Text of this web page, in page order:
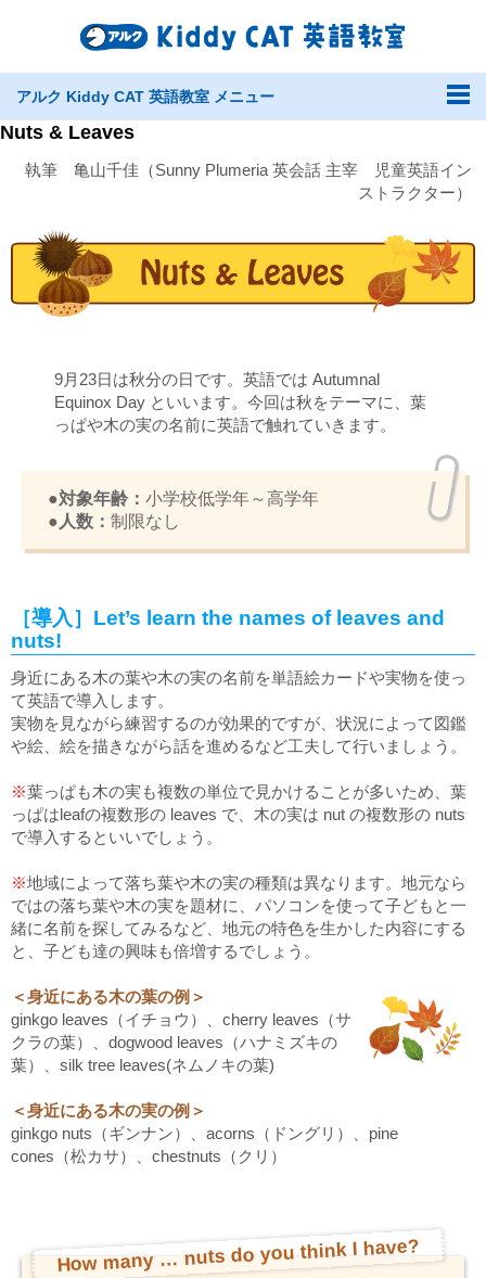
アルク Kiddy CAT 英語教室 メニュー
Nuts & Leaves
執筆 亀山千佳（Sunny Plumeria 英会話 主宰 児童英語イン
ストラクター）
9月23日は秋分の日です。英語では Autumnal
Equinox Day といいます。今回は秋をテーマに、葉
っぱや木の実の名前に英語で触れていきます。
●対象年齢： 小学校低学年～高学年
●人数： 制限なし
［導入］Let’s learn the names of leaves and
nuts!
身近にある木の葉や木の実の名前を単語絵カードや実物を使っ
て英語で導入します。
実物を見ながら練習するのが効果的ですが、状況によって図鑑
や絵、絵を描きながら話を進めるなど工夫して行いましょう。
※葉っぱも木の実も複数の単位で見かけることが多いため、葉
っぱはleafの複数形の leaves で、木の実は nut の複数形の nuts
で導入するといいでしょう。
※地域によって落ち葉や木の実の種類は異なります。地元なら
ではの落ち葉や木の実を題材に、パソコンを使って子どもと一
緒に名前を探してみるなど、地元の特色を生かした内容にする
と、子ども達の興味も倍増するでしょう。
＜身近にある木の葉の例＞
ginkgo leaves（イチョウ）、cherry leaves（サ
クラの葉）、dogwood leaves（ハナミズキの
葉）、silk tree leaves(ネムノキの葉)
＜身近にある木の実の例＞
ginkgo nuts（ギンナン）、acorns（ドングリ）、pine
cones（松カサ）、chestnuts（クリ）
How many … nuts do you think I have?